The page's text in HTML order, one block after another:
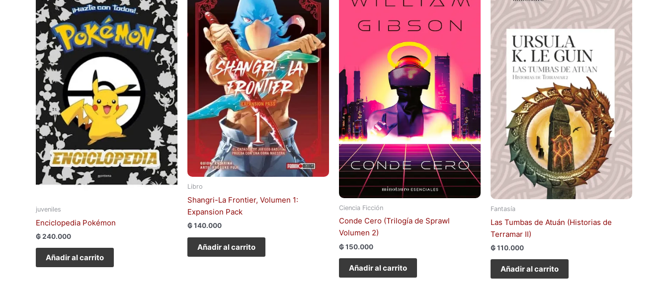
juveniles
Enciclopedia Pokémon
₲240.000
Añadir al carrito
Libro
Shangri-La Frontier, Volumen 1:
Expansion Pack
₲140.000
Añadir al carrito
Ciencia Ficción
Conde Cero (Trilogía de Sprawl
Volumen 2)
₲150.000
Añadir al carrito
Fantasía
Las Tumbas de Atuán (Historias de
Terramar II)
₲110.000
Añadir al carrito